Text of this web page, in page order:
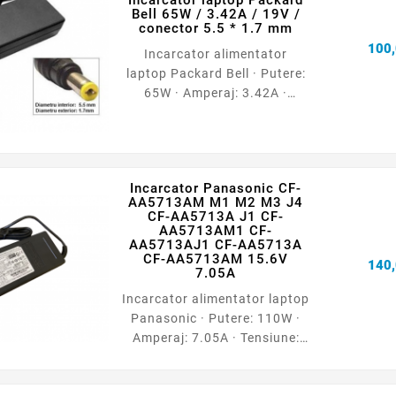
Bell 65W / 3.42A / 19V /
conector 5.5 * 1.7 mm
Incarcator alimentator
laptop Packard Bell · Putere:
65W · Amperaj: 3.42A ·
Incarcator Panasonic CF-
AA5713AM M1 M2 M3 J4
CF-AA5713A J1 CF-
AA5713AM1 CF-
AA5713AJ1 CF-AA5713A
CF-AA5713AM 15.6V
7.05A
Incarcator alimentator laptop
Panasonic · Putere: 110W ·
Amperaj: 7.05A · Tensiune: